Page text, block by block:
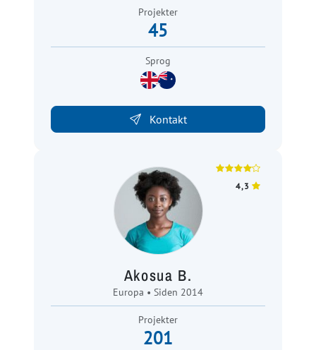
Projekter
45
Sprog
Kontakt
4,3
Akosua B.
Europa • Siden 2014
Projekter
201